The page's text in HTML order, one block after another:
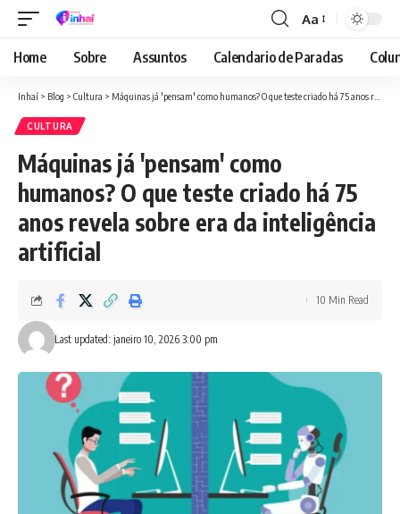
Font
Resizer
Aa
Home Sobre Assuntos Calendario de Paradas
Inhaí > Blog > Cultura > Máquinas já 'pensam' como humanos? O que teste criado há 75 anos revela sobre era da inteligência artificial
CULTURA
Máquinas já 'pensam' como
humanos? O que teste criado há 75
anos revela sobre era da inteligência
artificial
Last updated: janeiro 10, 2026 3:00 pm
10 Min Read